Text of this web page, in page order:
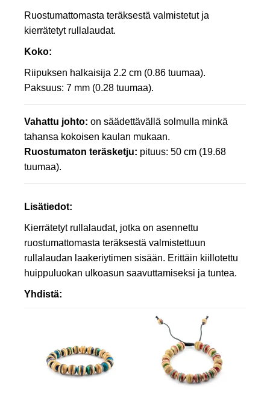
Ruostumattomasta teräksestä valmistetut ja
kierrätetyt rullalaudat.
Koko:
Riipuksen halkaisija 2.2 cm (0.86 tuumaa).
Paksuus: 7 mm (0.28 tuumaa).
Vahattu johto: on säädettävällä solmulla minkä
tahansa kokoisen kaulan mukaan.
Ruostumaton teräsketju: pituus: 50 cm (19.68
tuumaa).
Lisätiedot:
Kierrätetyt rullalaudat, jotka on asennettu
ruostumattomasta teräksestä valmistettuun
rullalaudan laakeriytimen sisään. Erittäin kiillotettu
huippuluokan ulkoasun saavuttamiseksi ja tuntea.
Yhdistä: